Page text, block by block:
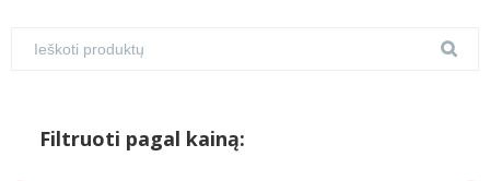
Filtruoti pagal kainą: